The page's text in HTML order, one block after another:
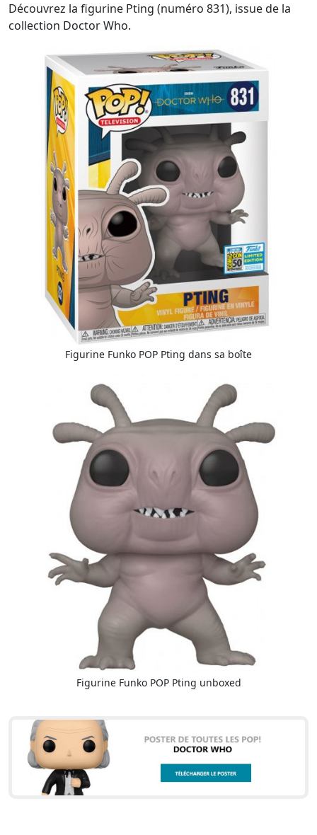
Découvrez la figurine Pting (numéro 831), issue de la
collection Doctor Who.
Figurine Funko POP Pting dans sa boîte
Figurine Funko POP Pting unboxed